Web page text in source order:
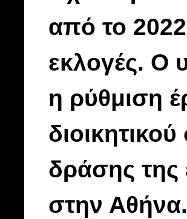
από το 2022
εκλογές. Ο
η ρύθμιση
δράσης της
στην Αθήνα.